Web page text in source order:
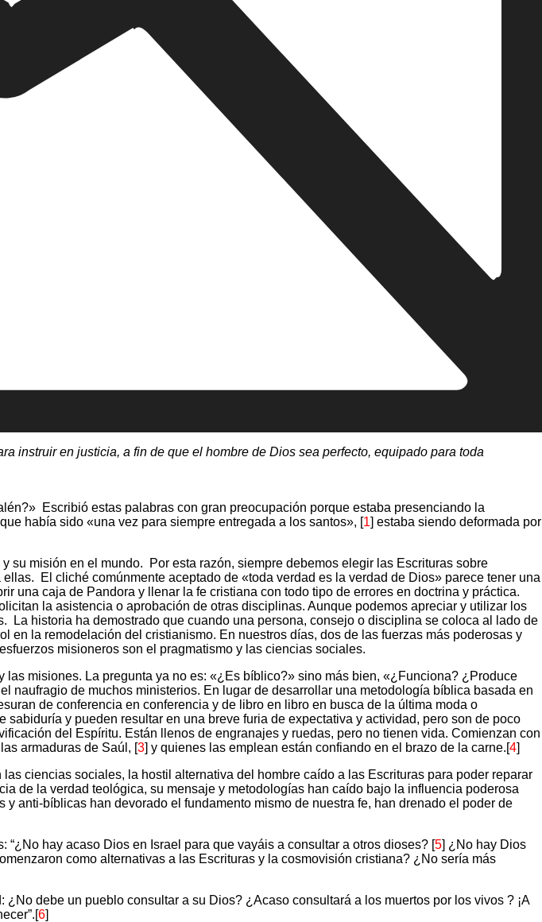
instruir en justicia, a fin de que el hombre de Dios sea perfecto, equipado para toda
Escribió estas palabras con gran preocupación porque estaba presenciando la
que había sido «una vez para siempre entregada a los santos», [1] estaba siendo deformada por
su misión en el mundo.
Por esta razón, siempre debemos elegir las Escrituras sobre
ellas.
El cliché comúnmente aceptado de «toda verdad es la verdad de Dios» parece tener una
una caja de Pandora y llenar la fe cristiana con todo tipo de errores en doctrina y práctica.
la asistencia o aprobación de otras disciplinas. Aunque podemos apreciar y utilizar los
La historia ha demostrado que cuando una persona, consejo o disciplina se coloca al lado de
en la remodelación del cristianismo. En nuestros días, dos de las fuerzas más poderosas y
misioneros son el pragmatismo y las ciencias sociales.
misiones. La pregunta ya no es: «¿Es bíblico?» sino más bien, «¿Funciona? ¿Produce
naufragio de muchos ministerios. En lugar de desarrollar una metodología bíblica basada en
de conferencia en conferencia y de libro en libro en busca de la última moda o
y pueden resultar en una breve furia de expectativa y actividad, pero son de poco
del Espíritu. Están llenos de engranajes y ruedas, pero no tienen vida. Comienzan con
armaduras de Saúl, [3] y quienes las emplean están confiando en el brazo de la carne.[4]
ciencias sociales, la hostil alternativa del hombre caído a las Escrituras para poder reparar
de la verdad teológica, su mensaje y metodologías han caído bajo la influencia poderosa
y anti-bíblicas han devorado el fundamento mismo de nuestra fe, han drenado el poder de
hay acaso Dios en Israel para que vayáis a consultar a otros dioses? [5] ¿No hay Dios
como alternativas a las Escrituras y la cosmovisión cristiana? ¿No sería más
debe un pueblo consultar a su Dios? ¿Acaso consultará a los muertos por los vivos ? ¡A
6]